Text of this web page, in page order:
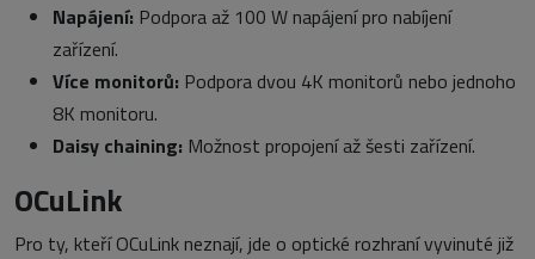
Napájení: Podpora až 100 W napájení pro nabíjení
zařízení.
Více monitorů: Podpora dvou 4K monitorů nebo jednoho
8K monitoru.
Daisy chaining: Možnost propojení až šesti zařízení.
OCuLink
Pro ty, kteří OCuLink neznají, jde o optické rozhraní vyvinuté již